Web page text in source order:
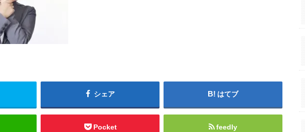
シェア はてブ
Pocket feedly